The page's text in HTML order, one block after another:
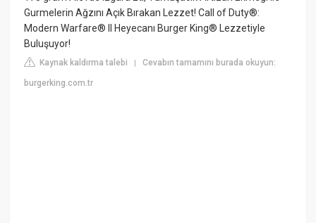
Gurmelerin Ağzını Açık Bırakan Lezzet! Call of Duty®:
Modern Warfare® II Heyecanı Burger King® Lezzetiyle
Buluşuyor!
Kaynak kaldırma talebi |Cevabın tamamını burada okuyun:
burgerking.com.tr